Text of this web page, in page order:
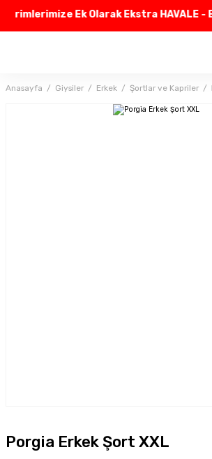
Ek Olarak Ekstra HAVALE -
Anasayfa Giysiler Erkek Şortlar ve Kapriler
Porgia Erkek Şort XXL